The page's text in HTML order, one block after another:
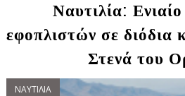
Ναυτιλία:
εφοπλιστών σε διόδια
Στενά του
ΝΑΥΤΙΛΙΑ